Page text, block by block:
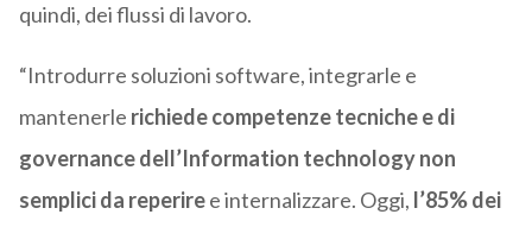
quindi, dei flussi di lavoro.
“Introdurre soluzioni software, integrarle e
mantenerle richiede competenzetecniche e di
governance dell’Information technology non
semplici da reperiree internalizzare. Oggi, l’85% dei